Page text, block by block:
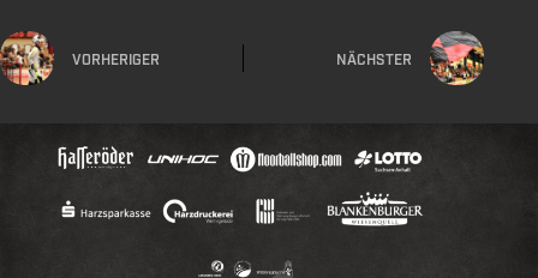
VORHERIGER NÄCHSTER